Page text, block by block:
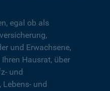
egal ob als
und Erwachsene,
Hausrat, über
und
Lebens- und